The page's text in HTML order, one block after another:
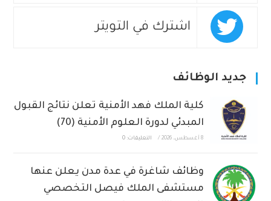
اشترك في التويتر
جديد الوظائف
كلية الملك فهد الأمنية تعلن نتائج القبول
المبدئي لدورة العلوم الأمنية (70)
8 أغسطس، 2026 / التعليقات: 0
وظائف شاغرة في عدة مدن يعلن عنها
مستشفى الملك فيصل التخصصي